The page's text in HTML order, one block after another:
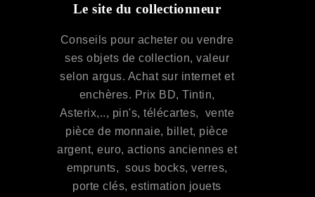
Le site du collectionneur
Conseils pour acheter ou vendre
ses objets de collection, valeur
selon argus. Achat sur internet et
enchères. Prix BD, Tintin,
Asterix,.., pin's, télécartes, vente
pièce de monnaie, billet, pièce
argent, euro, actions anciennes et
emprunts, sous bocks, verres,
porte clés, estimation jouets